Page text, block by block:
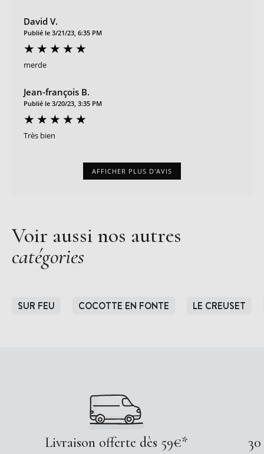
David V.
Publié le 3/21/23, 6:35 PM
merde
Jean-françois B.
Publié le 3/20/23, 3:35 PM
Très bien
AFFICHER PLUS D'AVIS
Voir aussi nos autres
catégories
SUR FEU COCOTTE EN FONTE LE CREUSET
Livraison offerte dès 59€*